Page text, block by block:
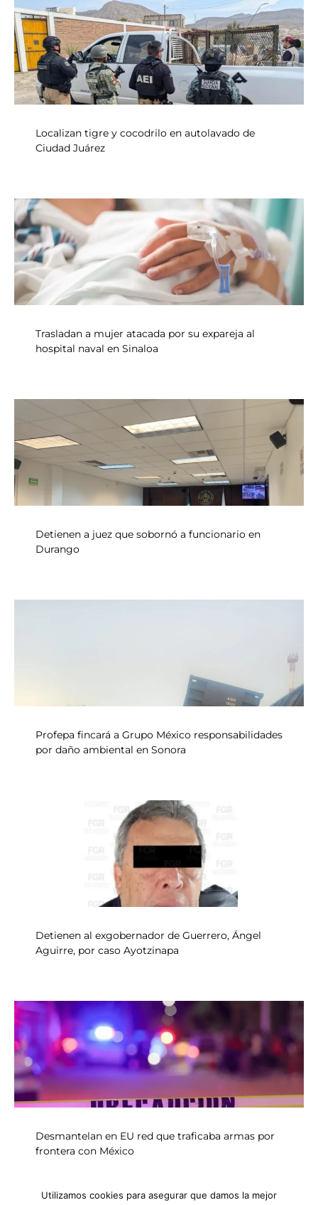
Localizan tigre y cocodrilo en autolavado de
Ciudad Juárez
Trasladan a mujer atacada por su expareja al
hospital naval en Sinaloa
Detienen a juez que sobornó a funcionario en
Durango
Profepa fincará a Grupo México responsabilidades
por daño ambiental en Sonora
Detienen al exgobernador de Guerrero, Ángel
Aguirre, por caso Ayotzinapa
Desmantelan en EU red que traficaba armas por
frontera con México
Utilizamos cookies para asegurar que damos la mejor